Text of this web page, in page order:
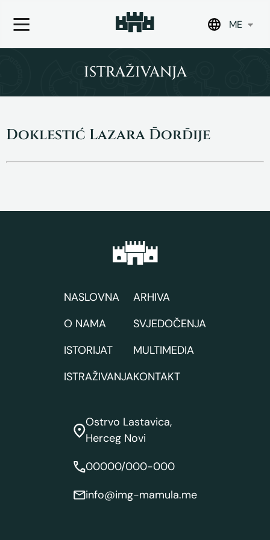
ME
ISTRAŽIVANJA
Doklestić Lazara Đorđije
NASLOVNA
O NAMA
ISTORIJAT
ISTRAŽIVANJA
ARHIVA
SVJEDOČENJA
MULTIMEDIA
KONTAKT
Ostrvo Lastavica,
Herceg Novi
00000/000-000
info@img-mamula.me